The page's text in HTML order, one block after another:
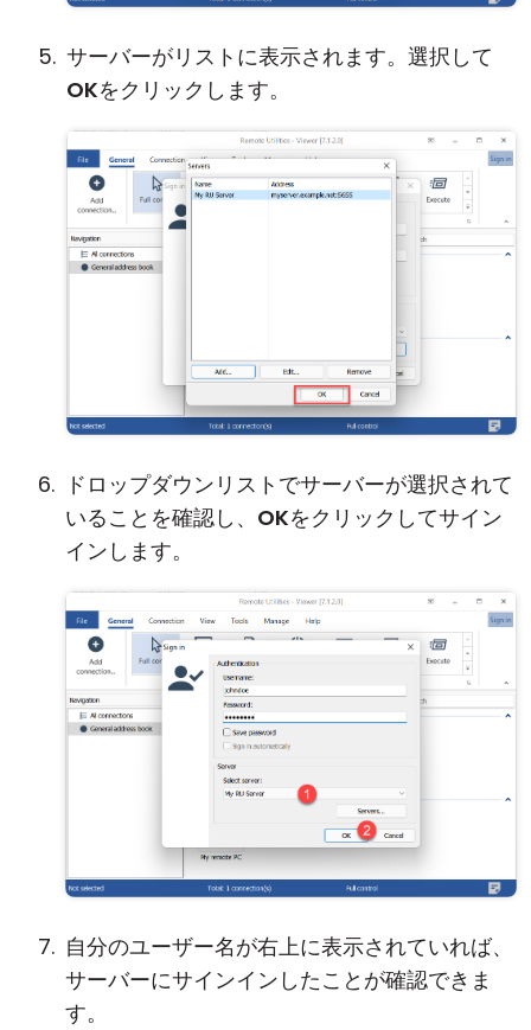
サーバーがリストに表示されます。選択して
OKをクリックします。
ドロップダウンリストでサーバーが選択されて
いることを確認し、 OKをクリックしてサイン
インします。
自分のユーザー名が右上に表示されていれば、
サーバーにサインインしたことが確認できま
す。